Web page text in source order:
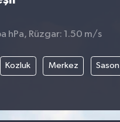
hPa, Rüzgar: 1.50 m/s
Kozluk Merkez Sason